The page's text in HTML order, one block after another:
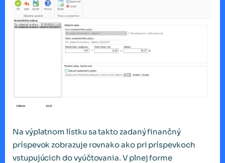
Na výplatnom lístku sa takto zadaný finančný
príspevok zobrazuje rovnako ako pri príspevkoch
vstupujúcich do vyúčtovania. V plnej forme